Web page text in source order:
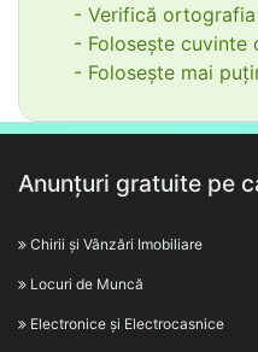
- Verifică
- Folosește cuvinte
- Folosește mai
Anunțuri gratuite pe
Chirii și Vânzări Imobiliare
Locuri de Muncă
Electronice și Electrocasnice